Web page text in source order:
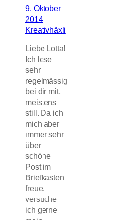
9. Oktober
2014
Kreativhäxli
Liebe Lotta!
Ich lese
sehr
regelmässig
bei dir mit,
meistens
still. Da ich
mich aber
immer sehr
über
schöne
Post im
Briefkasten
freue,
versuche
ich gerne